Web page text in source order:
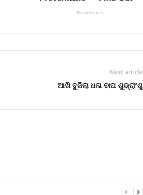
Next article
ଆଖି ବୁଜିଲା ଧଳା ବାଘ ଶୁଭ୍ରାଂଶୁ